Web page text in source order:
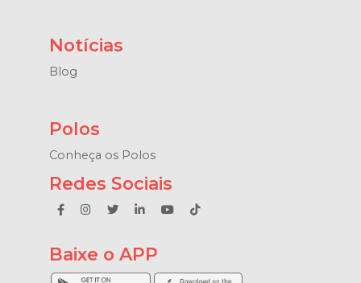
Notícias
Blog
Polos
Conheça os Polos
Redes Sociais
Baixe o APP